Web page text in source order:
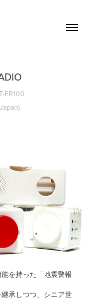
ER100
を持った「地震警報
承しつつ、 シニア世